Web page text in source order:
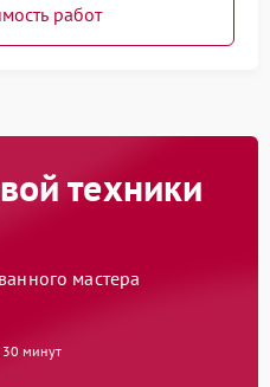
работ
техники
мастера
30 минут